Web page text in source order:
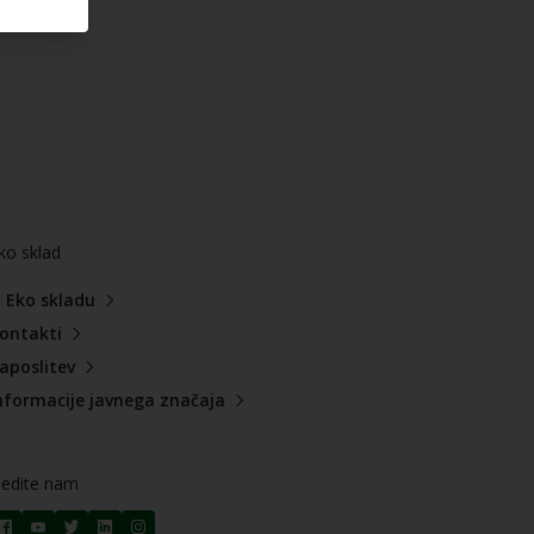
sklad
Eko skladu
javnega značaja
nam